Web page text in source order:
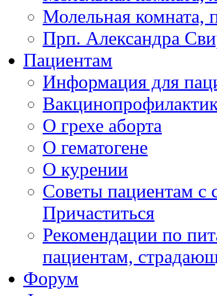
Молельная комната,
Прп. Александра
Пациентам
Информация для
О грехе аборта
О гематогене
О курении
Советы пациентам
Причаститься
Рекомендации по
пациентам,
Форум